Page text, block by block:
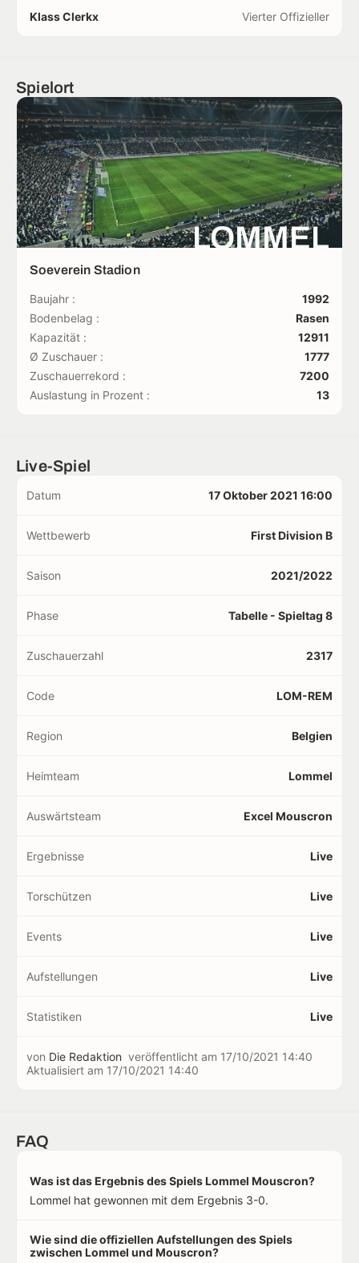
Klass Clerkx Vierter Offizieller
Spielort
LOMMEL
Soeverein Stadion
Baujahr :
1992
Bodenbelag :
Rasen
Kapazität :
12911
Ø Zuschauer :
1777
Zuschauerrekord :
7200
Auslastung in Prozent :
13
Live-Spiel
Datum 17 Oktober 2021 16:00
Wettbewerb First Division B
Saison 2021/2022
Phase Tabelle - Spieltag 8
Zuschauerzahl 2317
Code LOM-REM
Region Belgien
Heimteam Lommel
Auswärtsteam Excel Mouscron
Ergebnisse Live
Torschützen Live
Events Live
Aufstellungen Live
Statistiken Live
von Die Redaktion veröffentlicht am 17/10/2021 14:40
Aktualisiert am 17/10/2021 14:40
FAQ
Was ist das Ergebnis des Spiels Lommel Mouscron?
Lommel hat gewonnen mit dem Ergebnis 3-0.
Wie sind die offiziellen Aufstellungen des Spiels
zwischen Lommel und Mouscron?